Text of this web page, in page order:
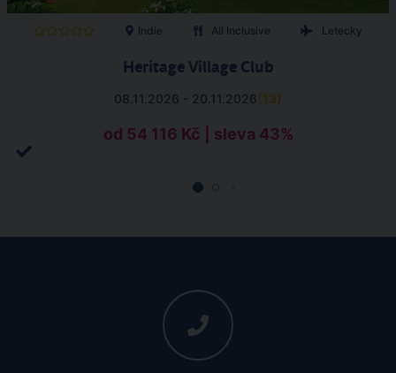
Indie All Inclusive Letecky
Heritage Village Club
08.11.2026 - 20.11.2026(13)
od 54 116 Kč | sleva 43%